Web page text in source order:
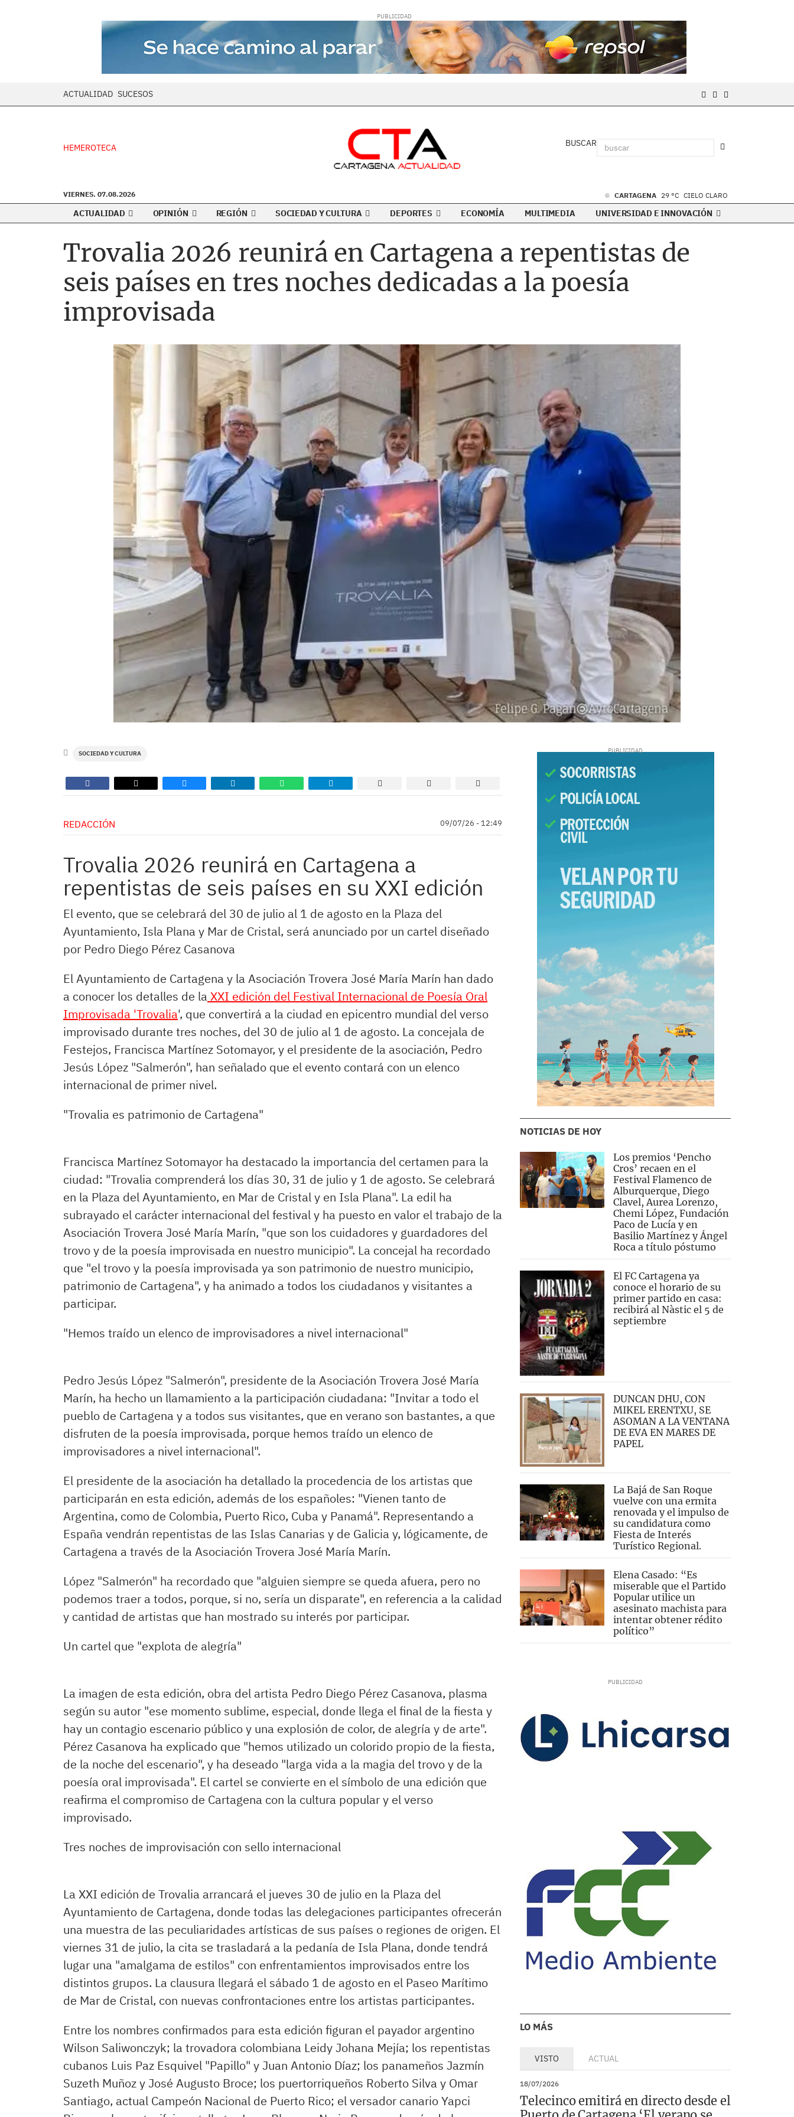
ACTUALIDAD SUCESOS
HEMEROTECA BUSCAR
VIERNES. 07.08.2026 CARTAGENA 29 °C CIELO CLARO
ACTUALIDAD OPINIÓN REGIÓN SOCIEDAD Y CULTURA DEPORTES ECONOMÍA MULTIMEDIA UNIVERSIDAD E INNOVACIÓN
Trovalia 2026 reunirá en Cartagena a repentistas de
seis países en tres noches dedicadas a la poesía
improvisada
SOCIEDAD Y CULTURA
REDACCIÓN 09/07/26 - 12:49
Trovalia 2026 reunirá en Cartagena a
repentistas de seis países en su XXI edición
El evento, que se celebrará del 30 de julio al 1 de agosto en la Plaza del
Ayuntamiento, Isla Plana y Mar de Cristal, será anunciado por un cartel diseñado
por Pedro Diego Pérez Casanova
El Ayuntamiento de Cartagena y la Asociación Trovera José María Marín han dado
a conocer los detalles de la XXI edición del Festival Internacional de Poesía Oral
Improvisada 'Trovalia', que convertirá a la ciudad en epicentro mundial del verso
improvisado durante tres noches, del 30 de julio al 1 de agosto. La concejala de
Festejos, Francisca Martínez Sotomayor, y el presidente de la asociación, Pedro
Jesús López "Salmerón", han señalado que el evento contará con un elenco
internacional de primer nivel.
"Trovalia es patrimonio de Cartagena"
Francisca Martínez Sotomayor ha destacado la importancia del certamen para la
ciudad: "Trovalia comprenderá los días 30, 31 de julio y 1 de agosto. Se celebrará
en la Plaza del Ayuntamiento, en Mar de Cristal y en Isla Plana". La edil ha
subrayado el carácter internacional del festival y ha puesto en valor el trabajo de la
Asociación Trovera José María Marín, "que son los cuidadores y guardadores del
trovo y de la poesía improvisada en nuestro municipio". La concejal ha recordado
que "el trovo y la poesía improvisada ya son patrimonio de nuestro municipio,
patrimonio de Cartagena", y ha animado a todos los ciudadanos y visitantes a
participar.
"Hemos traído un elenco de improvisadores a nivel internacional"
Pedro Jesús López "Salmerón", presidente de la Asociación Trovera José María
Marín, ha hecho un llamamiento a la participación ciudadana: "Invitar a todo el
pueblo de Cartagena y a todos sus visitantes, que en verano son bastantes, a que
disfruten de la poesía improvisada, porque hemos traído un elenco de
improvisadores a nivel internacional".
El presidente de la asociación ha detallado la procedencia de los artistas que
participarán en esta edición, además de los españoles: "Vienen tanto de
Argentina, como de Colombia, Puerto Rico, Cuba y Panamá". Representando a
España vendrán repentistas de las Islas Canarias y de Galicia y, lógicamente, de
Cartagena a través de la Asociación Trovera José María Marín.
López "Salmerón" ha recordado que "alguien siempre se queda afuera, pero no
podemos traer a todos, porque, si no, sería un disparate", en referencia a la calidad
y cantidad de artistas que han mostrado su interés por participar.
Un cartel que "explota de alegría"
La imagen de esta edición, obra del artista Pedro Diego Pérez Casanova, plasma
según su autor "ese momento sublime, especial, donde llega el final de la fiesta y
hay un contagio escenario público y una explosión de color, de alegría y de arte".
Pérez Casanova ha explicado que "hemos utilizado un colorido propio de la fiesta,
de la noche del escenario", y ha deseado "larga vida a la magia del trovo y de la
poesía oral improvisada". El cartel se convierte en el símbolo de una edición que
reafirma el compromiso de Cartagena con la cultura popular y el verso
improvisado.
Tres noches de improvisación con sello internacional
La XXI edición de Trovalia arrancará el jueves 30 de julio en la Plaza del
Ayuntamiento de Cartagena, donde todas las delegaciones participantes ofrecerán
una muestra de las peculiaridades artísticas de sus países o regiones de origen. El
viernes 31 de julio, la cita se trasladará a la pedanía de Isla Plana, donde tendrá
lugar una "amalgama de estilos" con enfrentamientos improvisados entre los
distintos grupos. La clausura llegará el sábado 1 de agosto en el Paseo Marítimo
de Mar de Cristal, con nuevas confrontaciones entre los artistas participantes.
Entre los nombres confirmados para esta edición figuran el payador argentino
Wilson Saliwonczyk; la trovadora colombiana Leidy Johana Mejía; los repentistas
cubanos Luis Paz Esquivel "Papillo" y Juan Antonio Díaz; los panameños Jazmín
Suzeth Muñoz y José Augusto Broce; los puertorriqueños Roberto Silva y Omar
Santiago, actual Campeón Nacional de Puerto Rico; el versador canario Yapci
NOTICIAS DE HOY
Los premios ‘Pencho
Cros’ recaen en el
Festival Flamenco de
Alburquerque, Diego
Clavel, Aurea Lorenzo,
Chemi López, Fundación
Paco de Lucía y en
Basilio Martínez y Ángel
Roca a título póstumo
El FC Cartagena ya
conoce el horario de su
primer partido en casa:
recibirá al Nàstic el 5 de
septiembre
DUNCAN DHU, CON
MIKEL ERENTXU, SE
ASOMAN A LA VENTANA
DE EVA EN MARES DE
PAPEL
La Bajá de San Roque
vuelve con una ermita
renovada y el impulso de
su candidatura como
Fiesta de Interés
Turístico Regional.
Elena Casado: “Es
miserable que el Partido
Popular utilice un
asesinato machista para
intentar obtener rédito
político”
LO MÁS
VISTO ACTUAL
18/07/2026
Telecinco emitirá en directo desde el